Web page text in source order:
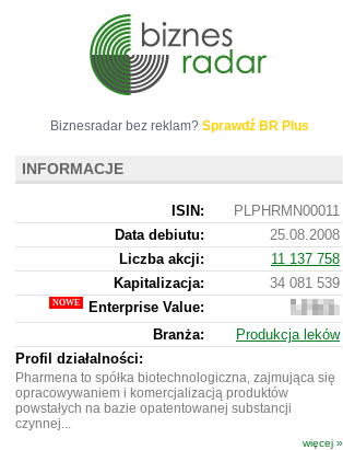
Biznesradar bez reklam? Sprawdź BR Plus
INFORMACJE
ISIN:
PLPHRMN00011
Data debiutu:
25.08.2008
Liczba akcji:
11 137 758
Kapitalizacja:
34 081 539
Enterprise Value:
010
539
Branża:
Produkcja leków
Profil działalności:
Pharmena to spółka biotechnologiczna, zajmująca się
opracowywaniem i komercjalizacją produktów
powstałych na bazie opatentowanej substancji
czynnej...
więcej »